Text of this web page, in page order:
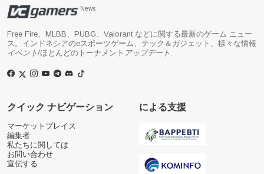
News
Free Fire、MLBB、PUBG、Valorant などに関する最新のゲーム ニュー
ス。インドネシアのeスポーツゲーム、テック＆ガジェット、様々な情報
イベント/ほとんどのトーナメント アップデート .
クイック ナビゲーション
マーケットプレイス
編集者
私たちに関しては
お問い合わせ
宣伝する
による支援